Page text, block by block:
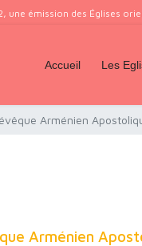
une émission des Églises
Accueil Les
Arménien
Arménien